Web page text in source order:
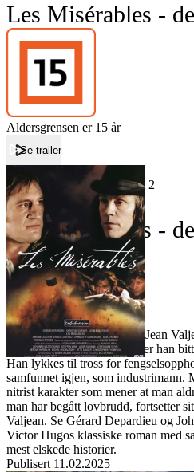
Les Misérables -
Aldersgrensen er 15 år
Se trailer
Forside Les Misérables - del 2
Les Misérables -
Film
Forfatter:
Leverandør:
Norgesfilm AS
Lisens:
1800-tallets Frankrike. Når Jean
fengsel for å ha stjålet mat, er han
Han lykkes til tross for
samfunnet igjen, som industrimann.
nitrist karakter som mener at man
man har begått lovbrudd, fortsetter
Valjean. Se Gérard Depardieu og
Victor Hugos klassiske roman med
mest elskede historier.
Publisert 11.02.2025